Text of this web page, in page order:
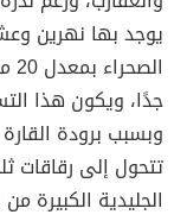
يوجد بها نهرين
جدًا، ويكون هذا
وبسبب برودة
تتحول إلى رقاقات
الجليدية الكبيرة من